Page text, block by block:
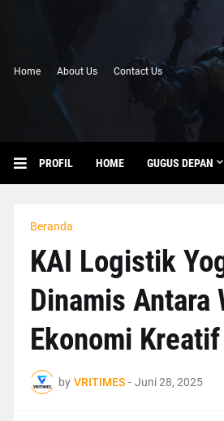
Home About Us Contact Us
PROFIL HOME GUGUS DEPAN
Beranda
KAI Logistik
Dinamis Antara
Ekonomi Kreatif
by VRITIMES - Juni 28, 2025